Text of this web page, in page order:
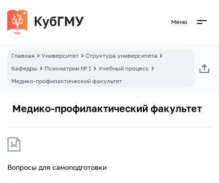
Меню
Главная Университет
Структура университета
Кафедры
Психиатрии № 1
Учебный процесс
Медико-профилактический факультет
Медико-профилактический факультет
Вопросы для самоподготовки